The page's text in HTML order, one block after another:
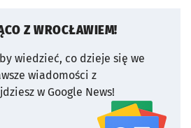
Z WROCŁAWIEM!
wiedzieć, co dzieje się we
wiadomości z
w Google News!